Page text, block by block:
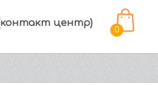
(контакт центр)
0